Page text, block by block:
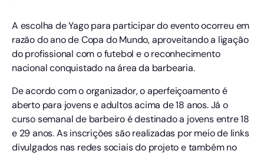
A escolha de Yago para participar do evento ocorreu em
razão do ano de Copa do Mundo, aproveitando a ligação
do profissional com o futebol e o reconhecimento
nacional conquistado na área da barbearia.
De acordo com o organizador, o aperfeiçoamento é
aberto para jovens e adultos acima de 18 anos. Já o
curso semanal de barbeiro é destinado a jovens entre 18
e 29 anos. As inscrições são realizadas por meio de links
divulgados nas redes sociais do projeto e também no